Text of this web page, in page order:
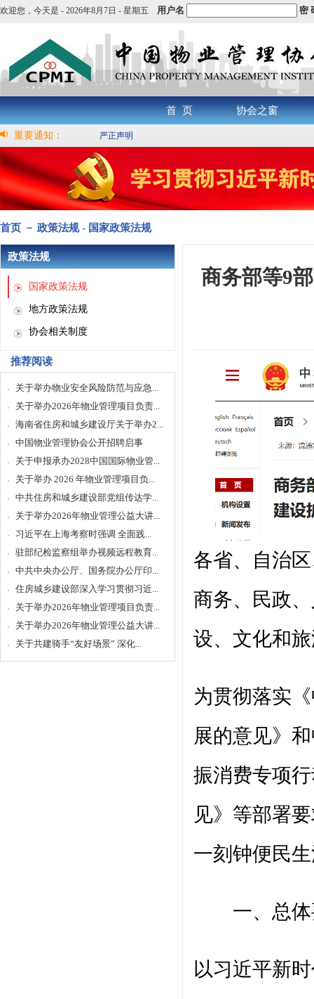
欢迎您， 今天是 - 2026年8月7日 - 星期五 用户名 密
首 页 协会之窗
重要通知： 严正声明
首页 － 政策法规 - 国家政策法规
政策法规
国家政策法规
地方政策法规
协会相关制度
推荐阅读
关于举办物业安全风险防范与应急...
关于举办2026年物业管理项目负责...
海南省住房和城乡建设厅关于举办2...
中国物业管理协会公开招聘启事
关于申报承办2028中国国际物业管...
关于举办 2026 年物业管理项目负...
中共住房和城乡建设部党组传达学...
关于举办2026年物业管理公益大讲...
习近平在上海考察时强调 全面践...
驻部纪检监察组举办视频远程教育...
中共中央办公厅、国务院办公厅印...
住房城乡建设部深入学习贯彻习近...
关于举办2026年物业管理项目负责...
关于举办2026年物业管理公益大讲...
关于共建骑手“友好场景” 深化...
商务部等9
各省、自治
商务、民政
设、文化和
为贯彻落实
展的意见》
振消费专项
见》等部署
一刻钟便民
一、总体
以习近平新